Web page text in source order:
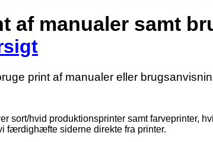
af manualer samt
print af manualer eller
sort/hvid produktionsprinter samt farveprinter,
færdighæfte siderne direkte fra printer.